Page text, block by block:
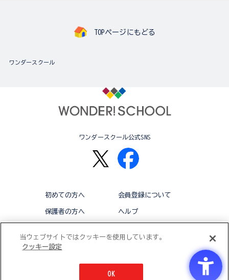
TOPページにもどる
ワンダースクール
ワンダースクール公式SNS
初めての方へ 会員登録について
保護者の方へ ヘルプ
© BANDAI CO.,LTD 2015 ALL RIGHTS RESERVED
当ウェブサイトではクッキーを使用しています。
クッキー設定
OK